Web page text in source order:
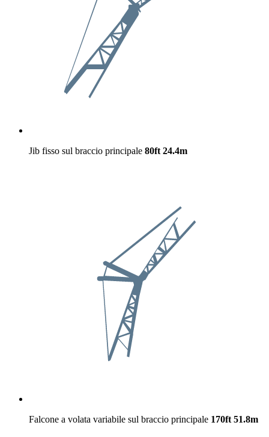
Jib fisso sul braccio principale 80ft 24.4m
Falcone a volata variabile sul braccio principale 170ft 51.8m